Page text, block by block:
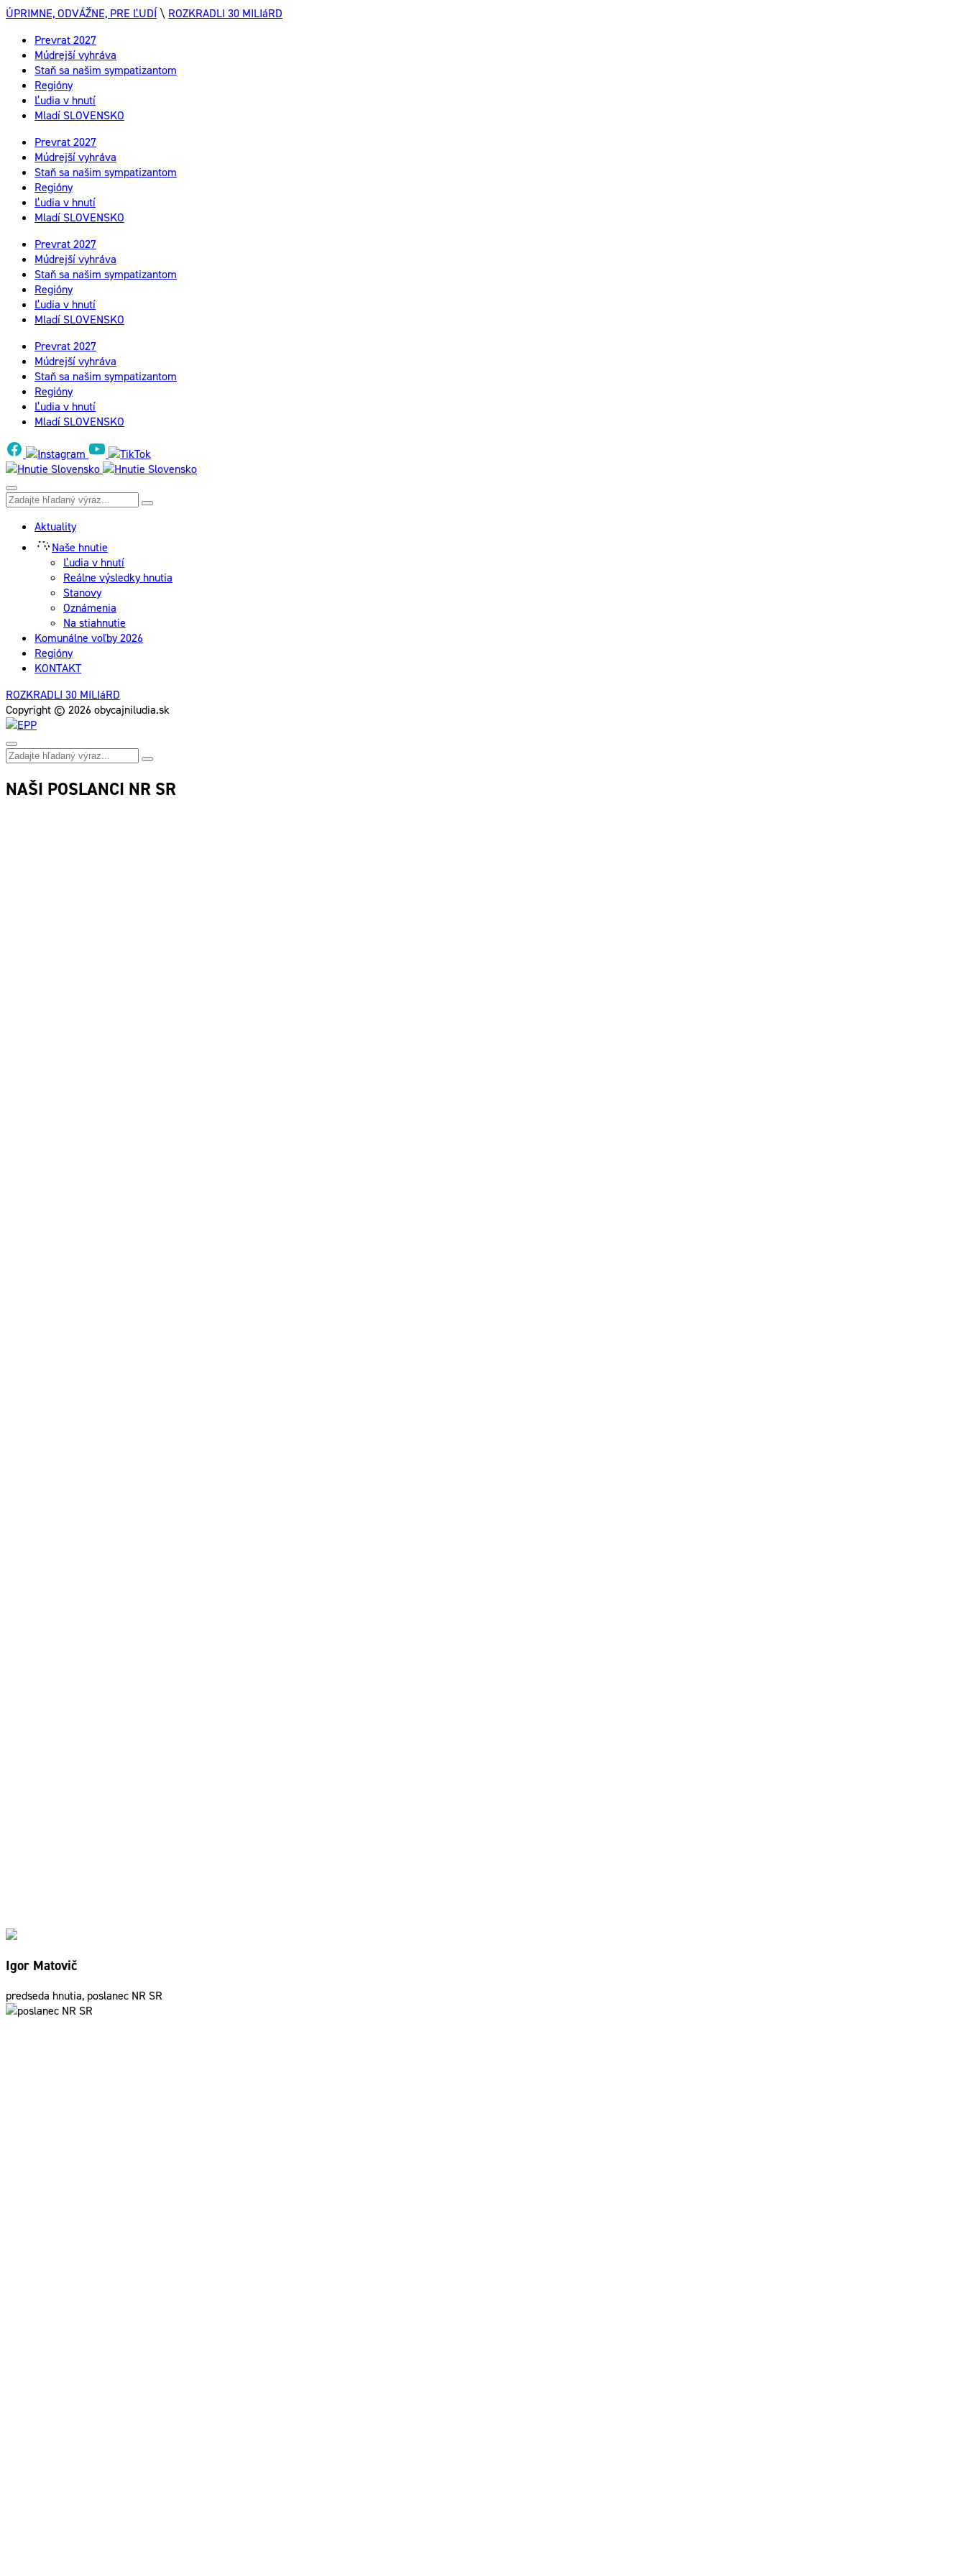
ÚPRIMNE, ODVÁŽNE, PRE ĽUDÍ \ ROZKRADLI 30 MILIáRD
Prevrat 2027
Múdrejší vyhráva
Staň sa našim sympatizantom
Regióny
Ľudia v hnutí
Mladí SLOVENSKO
Prevrat 2027
Múdrejší vyhráva
Staň sa našim sympatizantom
Regióny
Ľudia v hnutí
Mladí SLOVENSKO
Prevrat 2027
Múdrejší vyhráva
Staň sa našim sympatizantom
Regióny
Ľudia v hnutí
Mladí SLOVENSKO
Prevrat 2027
Múdrejší vyhráva
Staň sa našim sympatizantom
Regióny
Ľudia v hnutí
Mladí SLOVENSKO
Aktuality
Naše hnutie
Ľudia v hnutí
Reálne výsledky hnutia
Stanovy
Oznámenia
Na stiahnutie
Komunálne voľby 2026
Regióny
KONTAKT
ROZKRADLI 30 MILIáRD
Copyright © 2026 obycajniludia.sk
NAŠI POSLANCI NR SR
Igor Matovič
predseda hnutia, poslanec NR SR